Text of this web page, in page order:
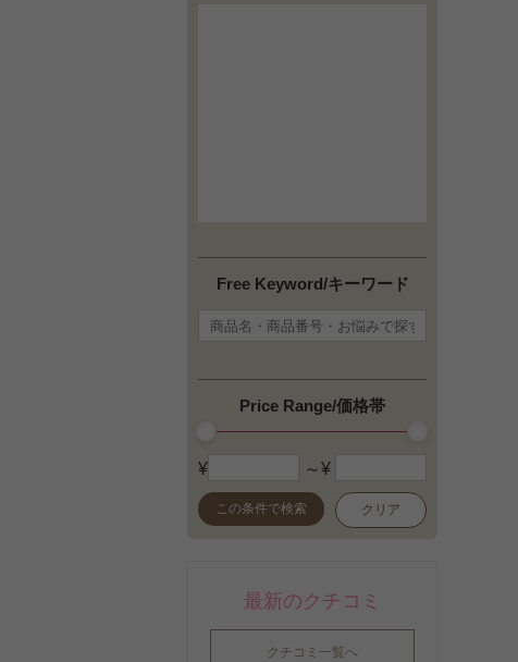
Free Keyword/キーワード
Price Range/価格帯
¥ ～¥
この条件で検索 クリア
最新のクチコミ
クチコミ一覧へ